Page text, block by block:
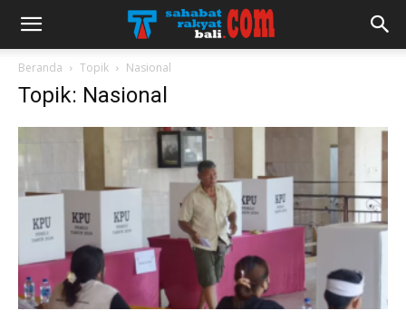
Beranda Topik Nasional
Topik: Nasional